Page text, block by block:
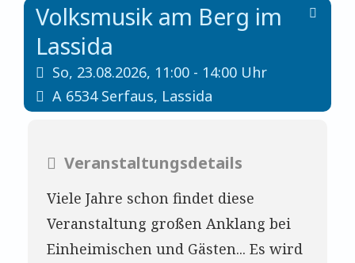
Volksmusik am Berg im
Lassida
So, 23.08.2026, 11:00 - 14:00 Uhr
A 6534 Serfaus, Lassida
Veranstaltungsdetails
Viele Jahre schon findet diese
Veranstaltung großen Anklang bei
Einheimischen und Gästen... Es wird